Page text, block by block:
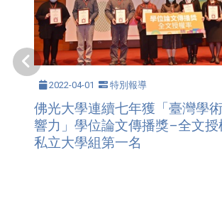
2022-04-01 特別報導
佛光大學連續七年獲「臺灣學
響力」學位論文傳播獎–全文授
私立大學組第一名